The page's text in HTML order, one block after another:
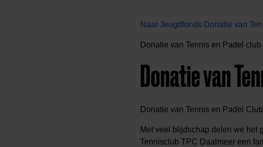
Naar Jeugdfonds Donatie van
Donatie van Tennis en Padel
Donatie van
Donatie van Tennis en Padel
Met veel blijdschap delen we het
Tennisclub TPC Daalmeer een